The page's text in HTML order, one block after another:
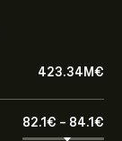
423.34M‎€‎
82.1‎€‎ - 84.1‎€‎